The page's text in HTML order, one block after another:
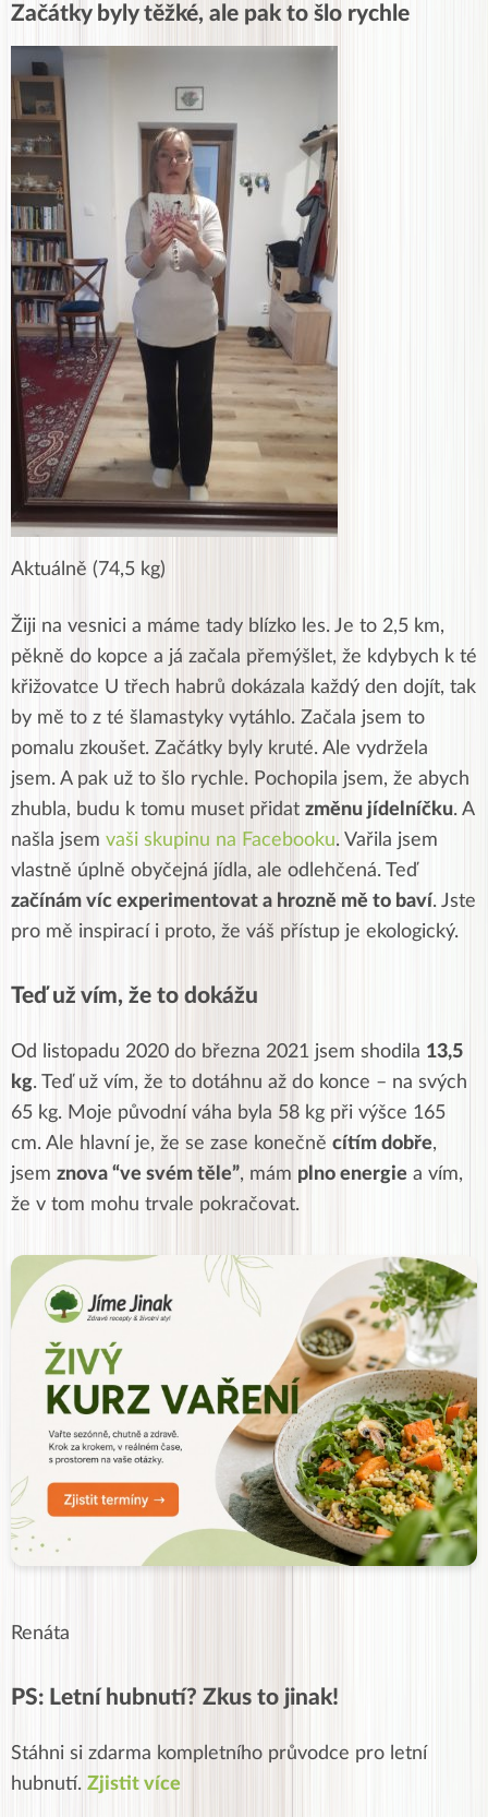
Začátky byly těžké, ale pak to šlo rychle
Aktuálně (74,5 kg)
Žiji na vesnici a máme tady blízko les. Je to 2,5 km,
pěkně do kopce a já začala přemýšlet, že kdybych k té
křižovatce U třech habrů dokázala každý den dojít, tak
by mě to z té šlamastyky vytáhlo. Začala jsem to
pomalu zkoušet. Začátky byly kruté. Ale vydržela
jsem. A pak už to šlo rychle. Pochopila jsem, že abych
zhubla, budu k tomu muset přidat změnu jídelníčku. A
našla jsem vaši skupinu na Facebooku. Vařila jsem
vlastně úplně obyčejná jídla, ale odlehčená. Teď
začínám víc experimentovat a hrozně mě to baví. Jste
pro mě inspirací i proto, že váš přístup je ekologický.
Teď už vím, že to dokážu
Od listopadu 2020 do března 2021 jsem shodila 13,5
kg. Teď už vím, že to dotáhnu až do konce – na svých
65 kg. Moje původní váha byla 58 kg při výšce 165
cm. Ale hlavní je, že se zase konečně cítím dobře,
jsem znova “ve svém těle”, mám plno energie a vím,
že v tom mohu trvale pokračovat.
Renáta
PS: Letní hubnutí? Zkus to jinak!
Stáhni si zdarma kompletního průvodce pro letní
hubnutí. Zjistit více